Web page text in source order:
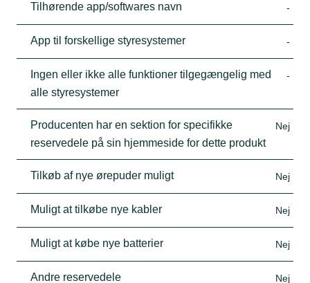
Tilhørende app/softwares navn -
App til forskellige styresystemer -
Ingen eller ikke alle funktioner tilgegængelig med
alle styresystemer
-
Producenten har en sektion for specifikke
reservedele på sin hjemmeside for dette produkt
Nej
Tilkøb af nye ørepuder muligt Nej
Muligt at tilkøbe nye kabler Nej
Muligt at købe nye batterier Nej
Andre reservedele Nej